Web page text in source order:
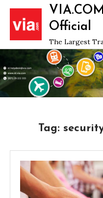
Skip
content
Official
The Largest
Tag: